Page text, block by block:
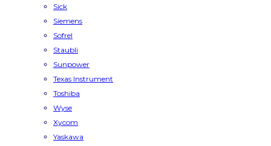
Sick
Siemens
Sofrel
Staubli
Sunpower
Texas Instrument
Toshiba
Wyse
Xycom
Yaskawa